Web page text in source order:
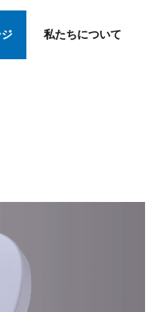
私たちについて